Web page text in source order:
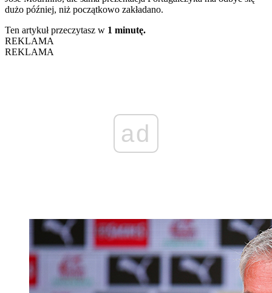
dużo później, niż początkowo zakładano.
Ten artykuł przeczytasz w 1 minutę.
REKLAMA
REKLAMA
ad